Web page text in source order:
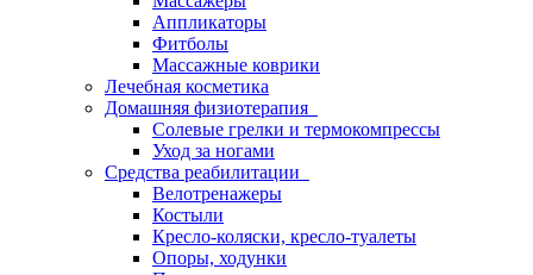
Аппликаторы
Фитболы
Массажные коврики
Лечебная косметика
Домашняя физиотерапия
Солевые грелки и термокомпрессы
Уход за ногами
Средства реабилитации
Велотренажеры
Костыли
Кресло-коляски, кресло-туалеты
Опоры, ходунки